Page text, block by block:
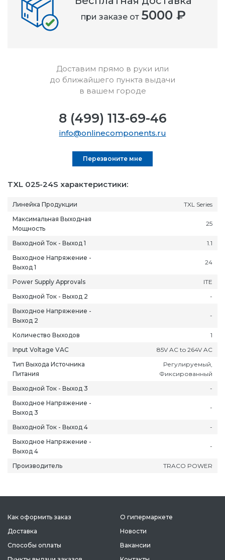
TXL 025-24S характеристики:
Линейка Продукции
TXL Series
Максимальная Выходная
Мощность
25
Выходной Ток - Выход 1
1.1
Выходное Напряжение -
Выход 1
24
Power Supply Approvals
ITE
Выходной Ток - Выход 2
-
Выходное Напряжение -
Выход 2
-
Количество Выходов
1
Input Voltage VAC
85V AC to 264V AC
Тип Выхода Источника
Питания
Регулируемый,
Фиксированный
Выходной Ток - Выход 3
-
Выходное Напряжение -
Выход 3
-
Выходной Ток - Выход 4
-
Выходное Напряжение -
Выход 4
-
Производитель TRACO POWER
при заказе от 5000 ₽
Доставим прямо в руки или
до ближайшего пункта выдачи
в вашем городе
8 (499) 113-69-46
info@onlinecomponents.ru
Перезвоните мне
Как оформить заказ
Доставка
Способы оплаты
О гипермаркете
Новости
Вакансии
Липецк
Магнитогорск
Нальчик
Пермь
Петрозаводск
Пятигорск